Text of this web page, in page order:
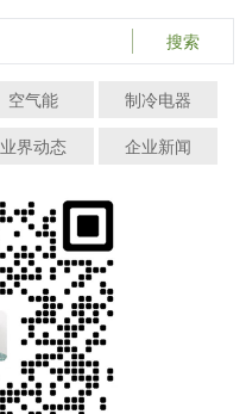
搜索
空气能
制冷电器
业界动态 企业新闻